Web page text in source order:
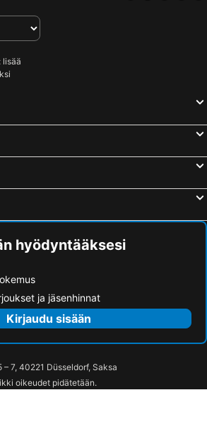
lisää
hyödyntääksesi
ja jäsenhinnat
Kirjaudu sisään
– 7, 40221 Düsseldorf, Saksa
oikeudet pidätetään.